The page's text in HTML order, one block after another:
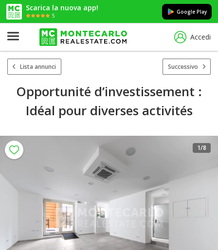
Scarica la nuova app!
5
Google Play
Accedi
Lista annunci Successivo
Opportunité d’investissement :
Idéal pour diverses activités
1/8